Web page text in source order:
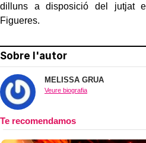
dilluns a disposició del jutjat
Figueres.
Sobre l'autor
MELISSA GRUA
Veure biografia